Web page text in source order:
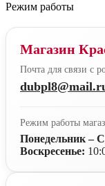
Режим работы
Магазин
Почта для связи с
Режим работы
Понедельник –
Воскресенье: